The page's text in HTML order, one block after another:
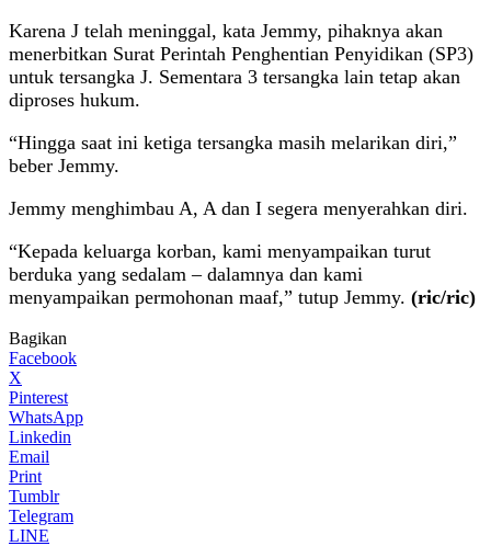
Karena J telah meninggal, kata Jemmy, pihaknya akan
menerbitkan Surat Perintah Penghentian Penyidikan (SP3)
untuk tersangka J. Sementara 3 tersangka lain tetap akan
diproses hukum.
“Hingga saat ini ketiga tersangka masih melarikan diri,”
beber Jemmy.
Jemmy menghimbau A, A dan I segera menyerahkan diri.
“Kepada keluarga korban, kami menyampaikan turut
berduka yang sedalam – dalamnya dan kami
menyampaikan permohonan maaf,” tutup Jemmy. (ric/ric)
Bagikan
Facebook
X
Pinterest
WhatsApp
Linkedin
Email
Print
Tumblr
Telegram
LINE